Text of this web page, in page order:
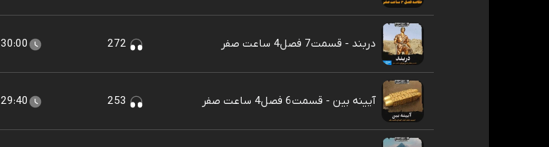
دربند - قسمت7 فصل4 ساعت صفر 30:00
آیینه بین - قسمت6 فصل4 ساعت صفر 29:40